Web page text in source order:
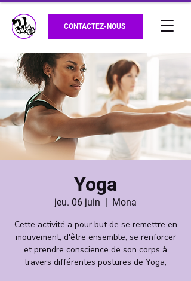
CONTACTEZ-NOUS
Yoga
jeu. 06 juin
  |
Mona
Cette activité a pour but de se remettre en
mouvement, d'être ensemble, se renforcer
et prendre conscience de son corps à
travers différentes postures de Yoga,